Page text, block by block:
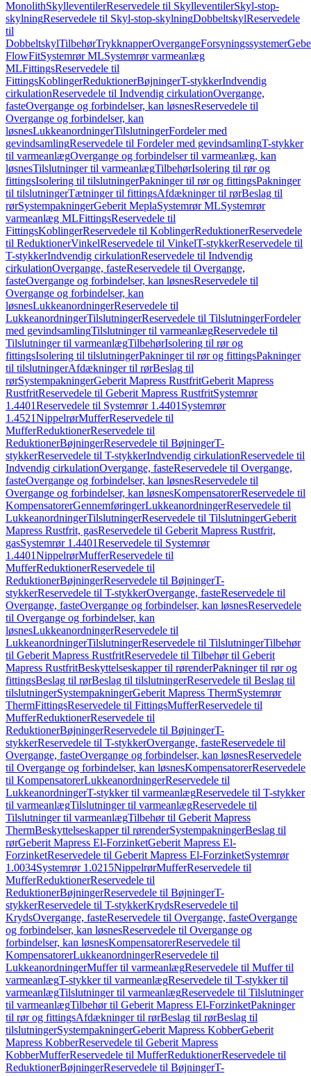
MonolithSkylleventilerReservedele til SkylleventilerSkyl-stop-
skylningReservedele til Skyl-stop-skylningDobbeltskylReservedele
til
DobbeltskylTilbehørTrykknapperOvergangeForsyningssystemer
FlowFitSystemrør MLSystemrør varmeanlæg
MLFittingsReservedele til
FittingsKoblingerReduktionerBøjningerT-stykkerIndvendig
cirkulationReservedele til Indvendig cirkulationOvergange,
fasteOvergange og forbindelser, kan løsnesReservedele til
Overgange og forbindelser, kan
løsnesLukkeanordningerTilslutningerFordeler med
gevindsamlingReservedele til Fordeler med gevindsamlingT-stykker
til varmeanlægOvergange og forbindelser til varmeanlæg, kan
løsnesTilslutninger til varmeanlægTilbehørIsolering til rør og
fittingsIsolering til tilslutningerPakninger til rør og fittingsPakninger
til tilslutningerTætninger til fittingsAfdækninger til rørBeslag til
rørSystempakningerGeberit MeplaSystemrør MLSystemrør
varmeanlæg MLFittingsReservedele til
FittingsKoblingerReservedele til KoblingerReduktionerReservedele
til ReduktionerVinkelReservedele til VinkelT-stykkerReservedele til
T-stykkerIndvendig cirkulationReservedele til Indvendig
cirkulationOvergange, fasteReservedele til Overgange,
fasteOvergange og forbindelser, kan løsnesReservedele til
Overgange og forbindelser, kan
løsnesLukkeanordningerReservedele til
LukkeanordningerTilslutningerReservedele til TilslutningerFordeler
med gevindsamlingTilslutninger til varmeanlægReservedele til
Tilslutninger til varmeanlægTilbehørIsolering til rør og
fittingsIsolering til tilslutningerPakninger til rør og fittingsPakninger
til tilslutningerAfdækninger til rørBeslag til
rørSystempakningerGeberit Mapress RustfritGeberit Mapress
RustfritReservedele til Geberit Mapress RustfritSystemrør
1.4401Reservedele til Systemrør 1.4401 Systemrør
1.4521NippelrørMufferReservedele til
MufferReduktionerReservedele til
ReduktionerBøjningerReservedele til BøjningerT-
stykkerReservedele til T-stykkerIndvendig cirkulationReservedele til
Indvendig cirkulationOvergange, fasteReservedele til Overgange,
fasteOvergange og forbindelser, kan løsnesReservedele til
Overgange og forbindelser, kan løsnesKompensatorerReservedele til
KompensatorerGennemføringerLukkeanordningerReservedele til
LukkeanordningerTilslutningerReservedele til TilslutningerGeberit
Mapress Rustfrit, gasReservedele til Geberit Mapress Rustfrit,
gasSystemrør 1.4401Reservedele til Systemrør
1.4401NippelrørMufferReservedele til
MufferReduktionerReservedele til
ReduktionerBøjningerReservedele til BøjningerT-
stykkerReservedele til T-stykkerOvergange, fasteReservedele til
Overgange, fasteOvergange og forbindelser, kan løsnesReservedele
til Overgange og forbindelser, kan
løsnesLukkeanordningerReservedele til
LukkeanordningerTilslutningerReservedele til TilslutningerTilbehør
til Geberit Mapress RustfritReservedele til Tilbehør til Geberit
Mapress RustfritBeskyttelseskapper til rørenderPakninger til rør og
fittingsBeslag til rørBeslag til tilslutningerReservedele til Beslag til
tilslutningerSystempakningerGeberit Mapress ThermSystemrør
ThermFittingsReservedele til FittingsMufferReservedele til
MufferReduktionerReservedele til
ReduktionerBøjningerReservedele til BøjningerT-
stykkerReservedele til T-stykkerOvergange, fasteReservedele til
Overgange, fasteOvergange og forbindelser, kan løsnesReservedele
til Overgange og forbindelser, kan løsnesKompensatorerReservedele
til KompensatorerLukkeanordningerReservedele til
LukkeanordningerT-stykker til varmeanlægReservedele til T-stykker
til varmeanlægTilslutninger til varmeanlægReservedele til
Tilslutninger til varmeanlægTilbehør til Geberit Mapress
ThermBeskyttelseskapper til rørenderSystempakningerBeslag til
rørGeberit Mapress El-ForzinketGeberit Mapress El-
ForzinketReservedele til Geberit Mapress El-ForzinketSystemrør
1.0034Systemrør 1.0215NippelrørMufferReservedele til
MufferReduktionerReservedele til
ReduktionerBøjningerReservedele til BøjningerT-
stykkerReservedele til T-stykkerKrydsReservedele til
KrydsOvergange, fasteReservedele til Overgange, fasteOvergange
og forbindelser, kan løsnesReservedele til Overgange og
forbindelser, kan løsnesKompensatorerReservedele til
KompensatorerLukkeanordningerReservedele til
LukkeanordningerMuffer til varmeanlægReservedele til Muffer til
varmeanlægT-stykker til varmeanlægReservedele til T-stykker til
varmeanlægTilslutninger til varmeanlægReservedele til Tilslutninger
til varmeanlægTilbehør til Geberit Mapress El-ForzinketPakninger
til rør og fittingsAfdækninger til rørBeslag til rørBeslag til
tilslutningerSystempakningerGeberit Mapress KobberGeberit
Mapress KobberReservedele til Geberit Mapress
KobberMufferReservedele til MufferReduktionerReservedele til
ReduktionerBøjningerReservedele til BøjningerT-